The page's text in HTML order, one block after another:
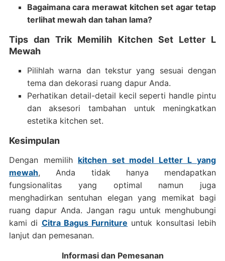
Bagaimana cara merawat kitchen set agar tetap
terlihat mewah dan tahan lama?
Tips dan Trik Memilih Kitchen Set Letter L
Mewah
Pilihlah warna dan tekstur yang sesuai dengan
tema dan dekorasi ruang dapur Anda.
Perhatikan detail-detail kecil seperti handle pintu
dan aksesori tambahan untuk meningkatkan
estetika kitchen set.
Kesimpulan
Dengan memilih kitchen set model Letter L yang
mewah, Anda tidak hanya mendapatkan
fungsionalitas yang optimal namun juga
menghadirkan sentuhan elegan yang memikat bagi
ruang dapur Anda. Jangan ragu untuk menghubungi
kami di Citra Bagus Furniture untuk konsultasi lebih
lanjut dan pemesanan.
Informasi dan Pemesanan